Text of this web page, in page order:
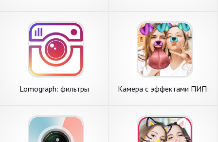
Lomograph: фильтры
Камера с эффектами ПИП: